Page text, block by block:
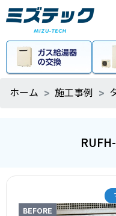
ホーム 施工事例
BEFORE